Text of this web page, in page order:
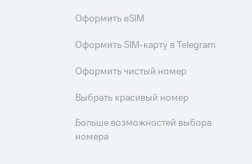
Оформить eSIM
Оформить SIM-карту в Telegram
Оформить чистый номер
Выбрать красивый номер
Больше возможностей выбора
номера